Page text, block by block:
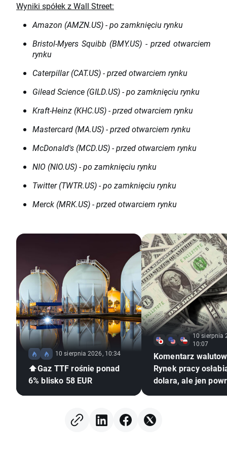
Wyniki spółek z Wall Street:
Amazon (AMZN.US) - po zamknięciu rynku
Bristol-Myers Squibb (BMY.US) - przed otwarciem
rynku
Caterpillar (CAT.US) - przed otwarciem rynku
Gilead Science (GILD.US) - po zamknięciu rynku
Kraft-Heinz (KHC.US) - przed otwarciem rynku
Mastercard (MA.US) - przed otwarciem rynku
McDonald's (MCD.US) - przed otwarciem rynku
NIO (NIO.US) - po zamknięciu rynku
Twitter (TWTR.US) - po zamknięciu rynku
Merck (MRK.US) - przed otwarciem rynku
10 sierpnia 2026, 10:34
⬆️Gaz TTF rośnie ponad
6% blisko 58 EUR
10 sierpnia
10:07
Komentarz
Rynek pracy
dolara, ale jen